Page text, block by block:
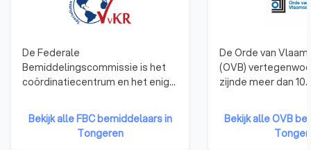
De Federale
Bemiddelingscommissie is het
coördinatiecentrum en het enige
beleidsbeïnvloedend orgaan
voor bemiddeling in België. De
FBC staat als enige in voor de
Bekijk alle FBC bemiddelaars in
Tongeren
De Orde van
(OVB)
zijnde meer dan
van de advocatuur
contacten met de
Bekijk alle OVB